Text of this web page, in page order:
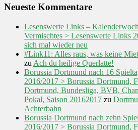
Neueste Kommentare
Lesenswerte Links –
Vermischtes > Lesenswerte Links
sich mal wieder neu
#Link11: Alles raus, was keine
zu Ach du heilige Querlatte!
Borussia Dortmund nach 16
2016/2017 > Borussia Dortmund,
Dortmund, Bundesliga, BVB,
Pokal, Saison 20162017 zu
Achterbahn
Borussia Dortmund nach zehn
2016/2017 > Borussia Dortmund,